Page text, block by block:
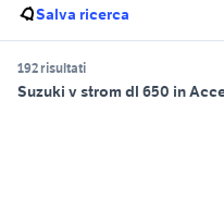
Salva ricerca
192 risultati
Suzuki v strom dl 650 in